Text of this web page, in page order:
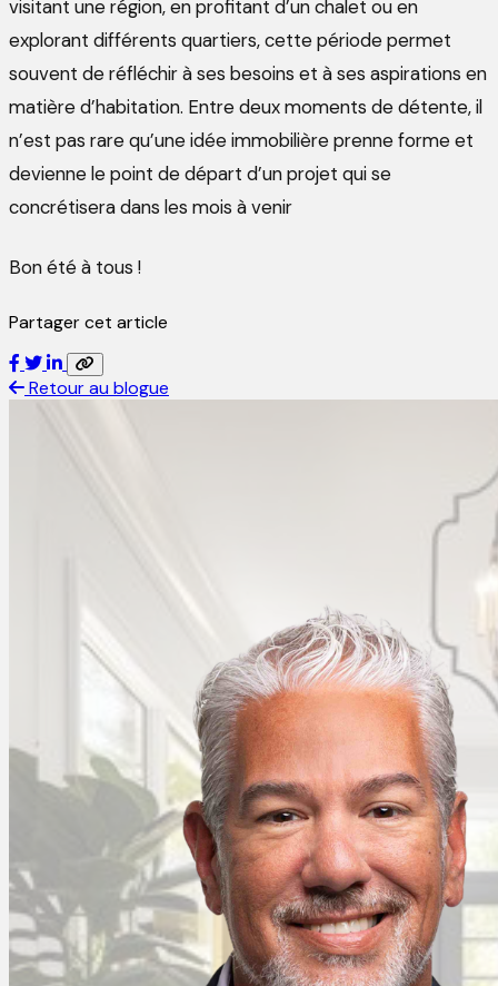
visitant une région, en profitant d’un chalet ou en
explorant différents quartiers, cette période permet
souvent de réfléchir à ses besoins et à ses aspirations en
matière d’habitation. Entre deux moments de détente, il
n’est pas rare qu’une idée immobilière prenne forme et
devienne le point de départ d’un projet qui se
concrétisera dans les mois à venir
Bon été à tous !
Partager cet article
Retour au blogue